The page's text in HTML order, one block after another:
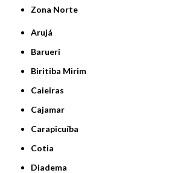
Zona Norte
Arujá
Barueri
Biritiba Mirim
Caieiras
Cajamar
Carapicuíba
Cotia
Diadema